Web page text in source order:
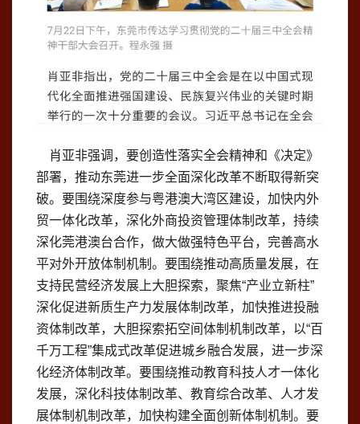
肖亚非强调，要创造性落实全会精神和《决定》
部署，推动东莞进一步全面深化改革不断取得新突
破。要围绕深度参与粤港澳大湾区建设，加快内外
贸一体化改革，深化外商投资管理体制改革，持续
深化莞港澳台合作，做大做强特色平台，完善高水
平对外开放体制机制。要围绕推动高质量发展，在
支持民营经济发展上大胆探索，聚焦“产业立新柱”
深化促进新质生产力发展体制改革，加快推进投融
资体制改革，大胆探索拓空间体制机制改革，以“百
千万工程”集成式改革促进城乡融合发展，进一步深
化经济体制改革。要围绕推动教育科技人才一体化
发展，深化科技体制改革、教育综合改革、人才发
展体制机制改革，加快构建全面创新体制机制。要